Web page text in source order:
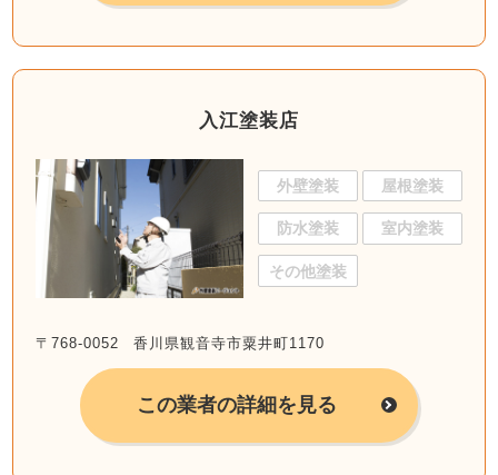
入江塗装店
外壁塗装 屋根塗装
防水塗装 室内塗装
その他塗装
〒768-0052 香川県観音寺市粟井町1170
この業者の詳細を見る